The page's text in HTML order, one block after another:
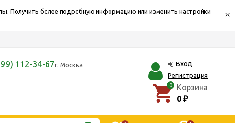
Получить более подробную информацию или изменить настройки
×
112-34-67г. Москва
Вход
Регистрация
0
Корзина
0 ₽